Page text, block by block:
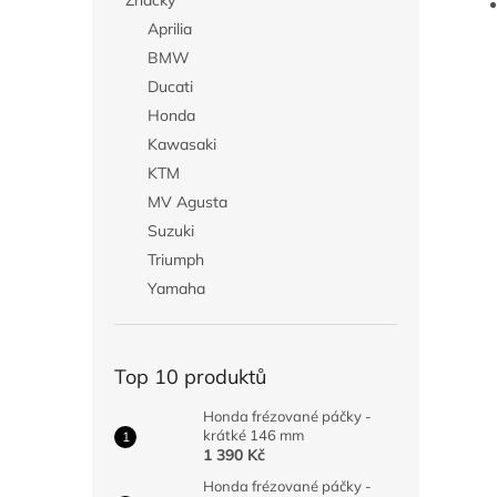
Aprilia
BMW
Ducati
Honda
Kawasaki
KTM
MV Agusta
Suzuki
Triumph
Yamaha
Top 10 produktů
Honda frézované páčky -
krátké 146 mm
1 390 Kč
Honda frézované páčky -